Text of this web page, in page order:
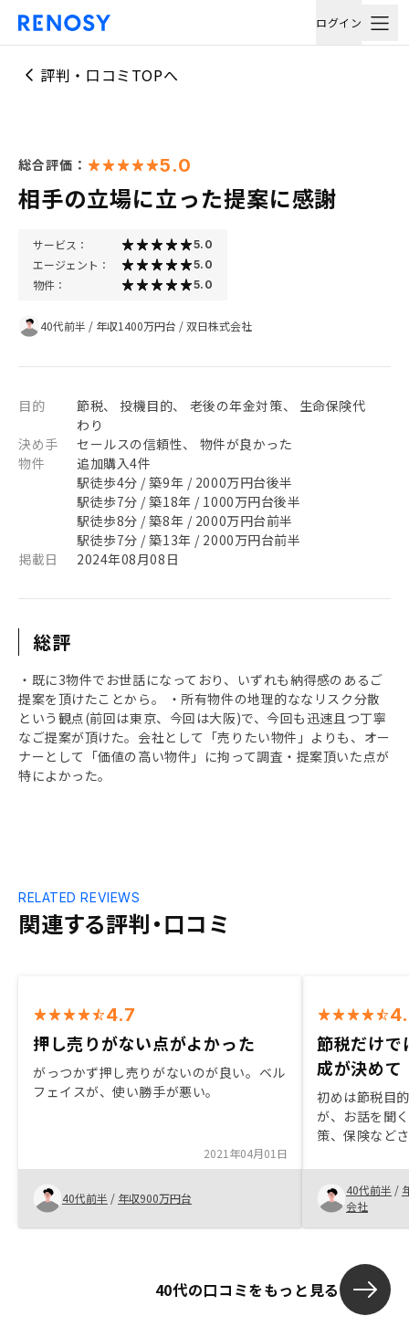
ログイン
評判・口コミTOPへ
総合評価： 5.0
相手の立場に立った提案に感謝
サービス： 5.0
エージェント： 5.0
物件： 5.0
40代前半 / 年収1400万円台 /双日株式会社
目的
節税、 投機目的、 老後の年金対策、 生命保険代
わり
決め手
セールスの信頼性、 物件が良かった
物件
追加購入4件
駅徒歩4分 / 築9年 / 2000万円台後半
駅徒歩7分 / 築18年 / 1000万円台後半
駅徒歩8分 / 築8年 / 2000万円台前半
駅徒歩7分 / 築13年 / 2000万円台前半
掲載日
2024年08月08日
総評
・既に3物件でお世話になっており、いずれも納得感のあるご
提案を頂けたことから。 ・所有物件の地理的ななリスク分散
という観点(前回は東京、今回は大阪)で、今回も迅速且つ丁寧
なご提案が頂けた。会社として「売りたい物件」よりも、オー
ナーとして「価値の高い物件」に拘って調査・提案頂いた点が
特によかった。
関連する評判・口コミ
RELATED REVIEWS
4.7
押し売りがない点がよかった
がっつかず押し売りがないのが良い。ベル
フェイスが、使い勝手が悪い。
2021年04月01日
40代前半 / 年収900万円台
節税だけで
成が決めて
初めは節税目
が、お話を聞
策、保険など
担当の方がし
よりスムーズ
40代前半 /
会社
40代の口コミをもっと見る